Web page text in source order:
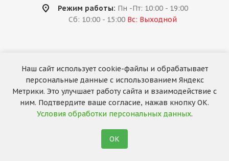
Режим работы: Пн -Пт: 10:00 - 19:00
Сб: 10:00 - 15:00 Вс: Выходной
2026 © «За колёсами.Online»
Запуск сайта —RuMaster
Наш сайт использует cookie-файлы и обрабатывает
персональные данные с использованием Яндекс
Метрики. Это улучшает работу сайта и взаимодействие с
ним. Подтвердите ваше согласие, нажав кнопку ОК.
Условия обработки персональных данных.
ОК